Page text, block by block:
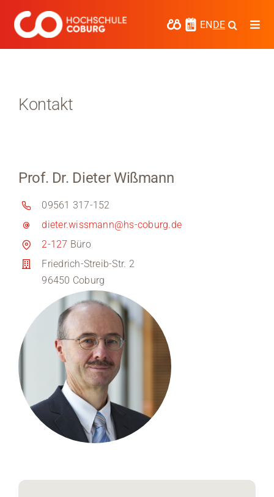
Inhalt
springen
ENDE
Regionalentwicklung
Entdecke die Region
Informationen für …
Kontakt
Medien
Stellenangebote
News
Veranstaltungen
Kontakt
Prof. Dr. Dieter Wißmann
09561 317-152
dieter.wissmann@hs-coburg.de
2-127 Büro
Friedrich-Streib-Str. 2
96450 Coburg